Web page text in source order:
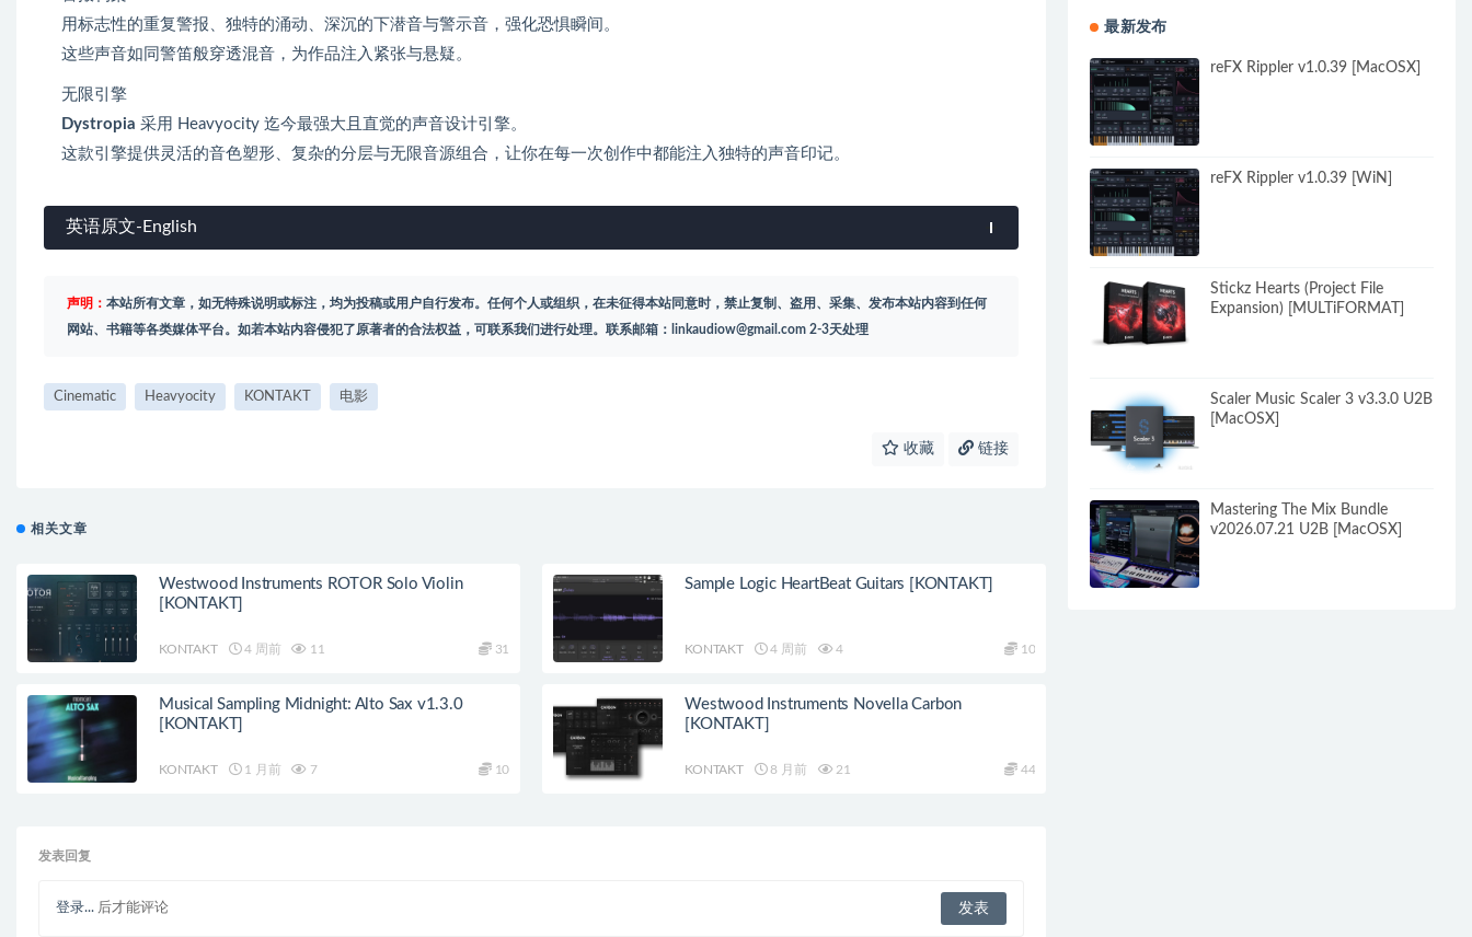
用标志性的重复警报、独特的涌动、深沉的下潜音与警示音，强化恐惧瞬间。
这些声音如同警笛般穿透混音，为作品注入紧张与悬疑。
无限引擎
Dystropia 采用 Heavyocity 迄今最强大且直觉的声音设计引擎。
这款引擎提供灵活的音色塑形、复杂的分层与无限音源组合，让你在每一次创作中都能注入独特的声音印记。
英语原文-English
声明： 本站所有文章，如无特殊说明或标注，均为投稿或用户自行发布。任何个人或组织，在未征得本站同意时，禁止复制、盗用、采集、发布本站内容到任何
网站、书籍等各类媒体平台。如若本站内容侵犯了原著者的合法权益，可联系我们进行处理。联系邮箱： linkaudiow@gmail.com 2-3天处理
Cinematic Heavyocity KONTAKT 电影
收藏 链接
相关文章
Westwood Instruments ROTOR Solo Violin
[KONTAKT]
KONTAKT 4 周前 11 31
Sample Logic HeartBeat Guitars [KONTAKT]
KONTAKT 4 周前 4 10
Musical Sampling Midnight: Alto Sax v1.3.0
[KONTAKT]
KONTAKT 1 月前 7 10
Westwood Instruments Novella Carbon
[KONTAKT]
KONTAKT 8 月前 21 44
发表回复
登录... 后才能评论
最新发布
reFX Rippler v1.0.39 [MacOSX]
reFX Rippler v1.0.39 [WiN]
Stickz Hearts (Project File
Expansion) [MULTiFORMAT]
Scaler Music Scaler 3 v3.3.0 U2B
[MacOSX]
Mastering The Mix Bundle
v2026.07.21 U2B [MacOSX]